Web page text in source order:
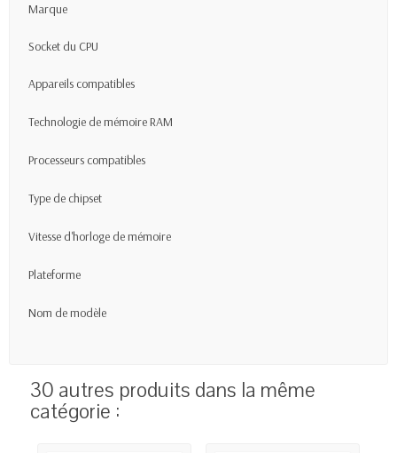
Marque
Socket du CPU
Appareils compatibles
Technologie de mémoire RAM
Processeurs compatibles
Type de chipset
Vitesse d'horloge de mémoire
Plateforme
Nom de modèle
30 autres produits dans la même
catégorie :